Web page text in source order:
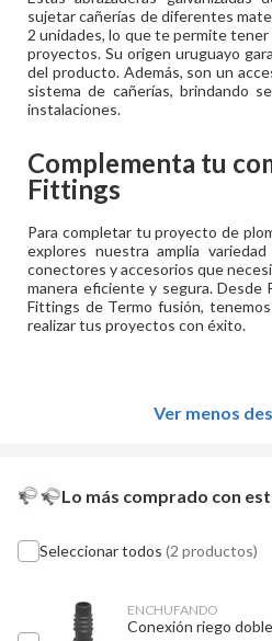
sujetar cañerías de diferentes
2 unidades, lo que te permite
proyectos. Su origen uruguayo
del producto. Además, son un
sistema de cañerías, brindando
instalaciones.
Complementa tu
Fittings
Para completar tu proyecto de
explores nuestra amplia
conectores y accesorios que
manera eficiente y segura.
Fittings de Termo fusión,
realizar tus proyectos con éxito.
Ver menos
Lo más comprado con
Seleccionar todos (2 productos)
ENCHUFANDO
Conexión riego